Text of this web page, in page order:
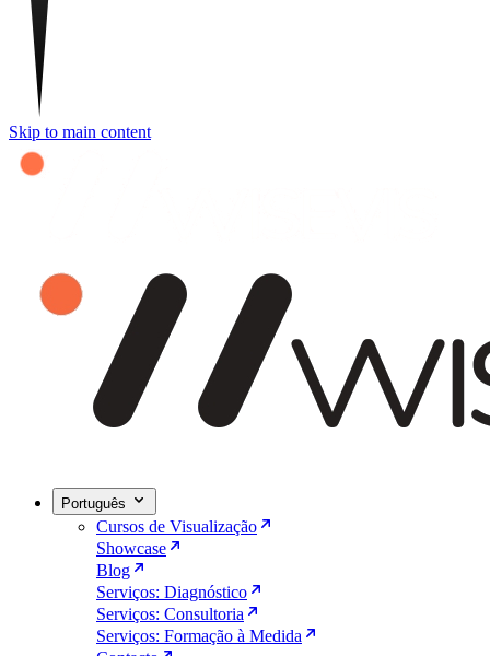
Skip to main content
Português
Cursos de Visualização
Showcase
Blog
Serviços: Diagnóstico
Serviços: Consultoria
Serviços: Formação à Medida